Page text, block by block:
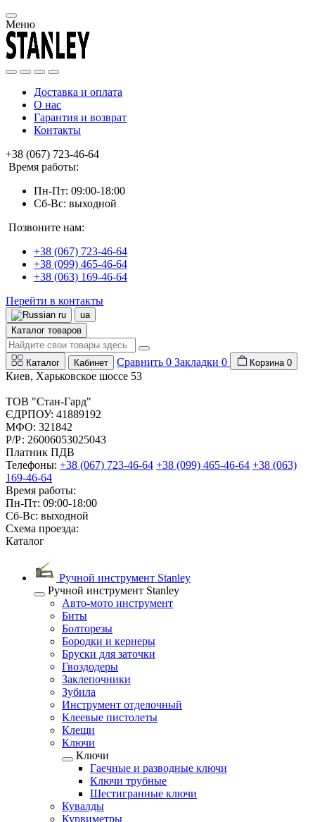
Меню
Доставка и оплата
О нас
Гарантия и возврат
Контакты
+38 (067) 723-46-64
Время работы:
Пн-Пт: 09:00-18:00
Сб-Вс: выходной
Позвоните нам:
+38 (067) 723-46-64
+38 (099) 465-46-64
+38 (063) 169-46-64
Перейти в контакты
ru
ua
Каталог товаров
Каталог Кабинет Сравнить 0 Закладки 0 Корзина 0
Киев, Харьковское шоссе 53
ТОВ "Стан-Гард"
ЄДРПОУ: 41889192
МФО: 321842
Р/Р: 26006053025043
Платник ПДВ
Телефоны: +38 (067) 723-46-64 +38 (099) 465-46-64 +38 (063)
169-46-64
Время работы:
Пн-Пт: 09:00-18:00
Сб-Вс: выходной
Схема проезда:
Каталог
Ручной инструмент Stanley
Ручной инструмент Stanley
Авто-мото инструмент
Биты
Болторезы
Бородки и кернеры
Бруски для заточки
Гвоздодеры
Заклепочники
Зубила
Инструмент отделочный
Клеевые пистолеты
Клещи
Ключи
Ключи
Гаечные и разводные ключи
Ключи трубные
Шестигранные ключи
Кувалды
Курвиметры